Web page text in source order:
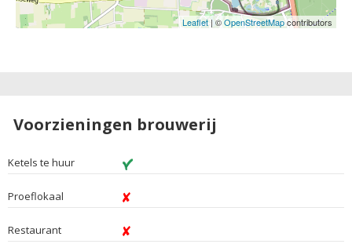
Leaflet| ©OpenStreetMapcontributors
Voorzieningen brouwerij
Ketels te huur
Proeflokaal
Restaurant